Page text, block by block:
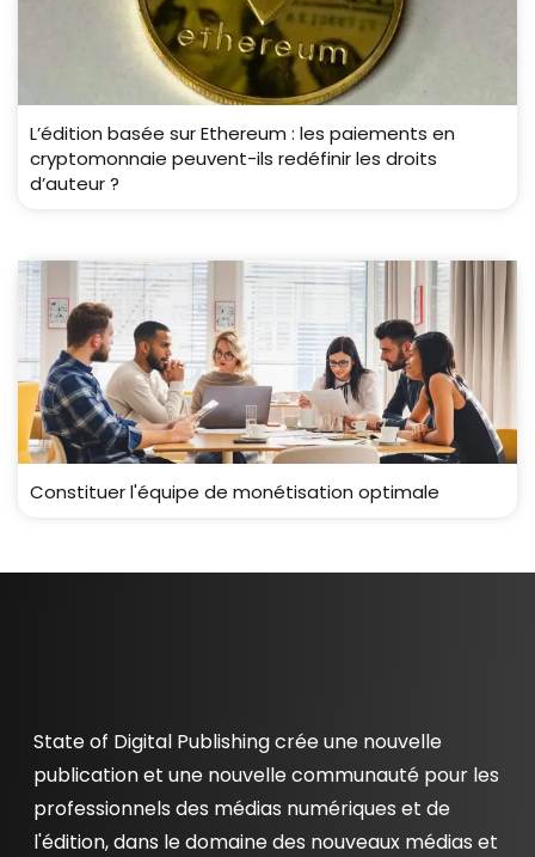
L’édition basée sur Ethereum : les paiements en
cryptomonnaie peuvent-ils redéfinir les droits
d’auteur ?
Constituer l'équipe de monétisation optimale
State of Digital Publishing crée une nouvelle
publication et une nouvelle communauté pour les
professionnels des médias numériques et de
l'édition, dans le domaine des nouveaux médias et